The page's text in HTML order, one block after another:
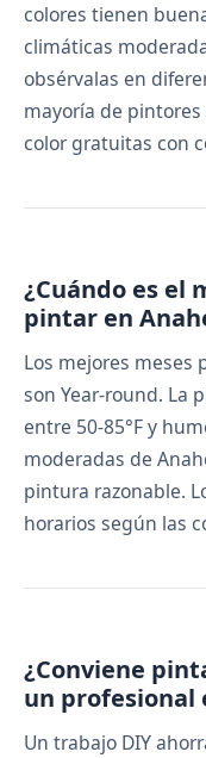
colores tienen
climáticas
obsérvalas en
mayoría de
color gratuitas con
¿Cuándo es el
pintar en
Los mejores meses
son Year-round. La
entre 50-85°F y
moderadas de
pintura razonable.
horarios según las
¿Conviene
un profesional
Un trabajo DIY